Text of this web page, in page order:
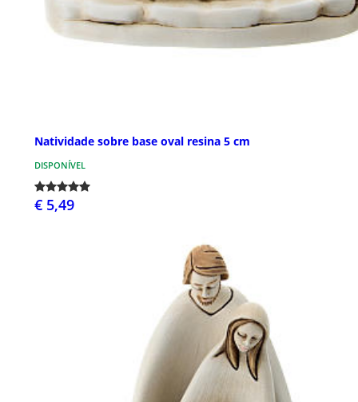
Natividade sobre base oval resina 5 cm
DISPONÍVEL
€ 5,49